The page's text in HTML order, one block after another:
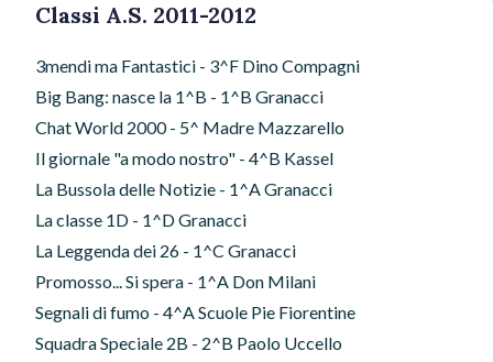
Classi A.S. 2011-2012
3mendi ma Fantastici - 3^F Dino Compagni
Big Bang: nasce la 1^B - 1^B Granacci
Chat World 2000 - 5^ Madre Mazzarello
Il giornale "a modo nostro" - 4^B Kassel
La Bussola delle Notizie - 1^A Granacci
La classe 1D - 1^D Granacci
La Leggenda dei 26 - 1^C Granacci
Promosso... Si spera - 1^A Don Milani
Segnali di fumo - 4^A Scuole Pie Fiorentine
Squadra Speciale 2B - 2^B Paolo Uccello